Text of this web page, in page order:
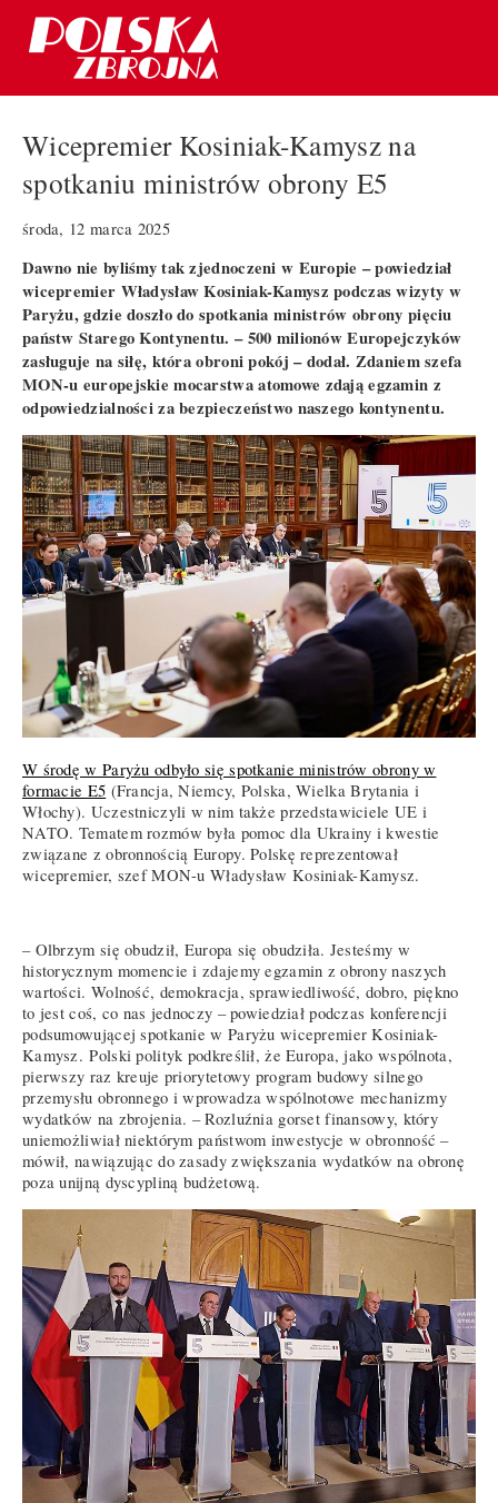
Wicepremier Kosiniak-Kamysz na
spotkaniu ministrów obrony E5
środa, 12 marca 2025
Dawno nie byliśmy tak zjednoczeni w Europie – powiedział
wicepremier Władysław Kosiniak-Kamysz podczas wizyty w
Paryżu, gdzie doszło do spotkania ministrów obrony pięciu
państw Starego Kontynentu. – 500 milionów Europejczyków
zasługuje na siłę, która obroni pokój – dodał. Zdaniem szefa
MON-u europejskie mocarstwa atomowe zdają egzamin z
odpowiedzialności za bezpieczeństwo naszego kontynentu.
W środę w Paryżu odbyło się spotkanie ministrów obrony w
formacie E5 (Francja, Niemcy, Polska, Wielka Brytania i
Włochy). Uczestniczyli w nim także przedstawiciele UE i
NATO. Tematem rozmów była pomoc dla Ukrainy i kwestie
związane z obronnością Europy. Polskę reprezentował
wicepremier, szef MON-u Władysław Kosiniak-Kamysz.
– Olbrzym się obudził, Europa się obudziła. Jesteśmy w
historycznym momencie i zdajemy egzamin z obrony naszych
wartości. Wolność, demokracja, sprawiedliwość, dobro, piękno
to jest coś, co nas jednoczy – powiedział podczas konferencji
podsumowującej spotkanie w Paryżu wicepremier Kosiniak-
Kamysz. Polski polityk podkreślił, że Europa, jako wspólnota,
pierwszy raz kreuje priorytetowy program budowy silnego
przemysłu obronnego i wprowadza wspólnotowe mechanizmy
wydatków na zbrojenia. – Rozluźnia gorset finansowy, który
uniemożliwiał niektórym państwom inwestycje w obronność –
mówił, nawiązując do zasady zwiększania wydatków na obronę
poza unijną dyscypliną budżetową.